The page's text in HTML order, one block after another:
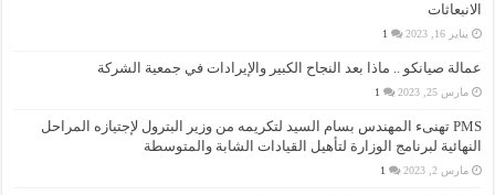
الانبعاثات
يناير 16, 2023 1
عمالة صيانكو .. ماذا بعد النجاح الكبير والإيرادات في جمعية الشركة
مارس 25, 2023 1
PMS تهنىء المهندس بسام السيد لتكريمه من وزير البترول لإجتيازه المراحل
النهائية لبرنامج الوزارة لتأهيل القيادات الشابة والمتوسطة
مارس 2, 2023 1